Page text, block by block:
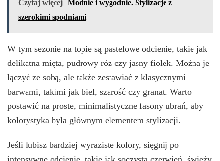
Czytaj więcej Modnie i wygodnie. Stylizacje z
szerokimi spodniami
W tym sezonie na topie są pastelowe odcienie, takie jak
delikatna mięta, pudrowy róż czy jasny fiołek. Można je
łączyć ze sobą, ale także zestawiać z klasycznymi
barwami, takimi jak biel, szarość czy granat. Warto
postawić na proste, minimalistyczne fasony ubrań, aby
kolorystyka była głównym elementem stylizacji.
Jeśli lubisz bardziej wyraziste kolory, sięgnij po